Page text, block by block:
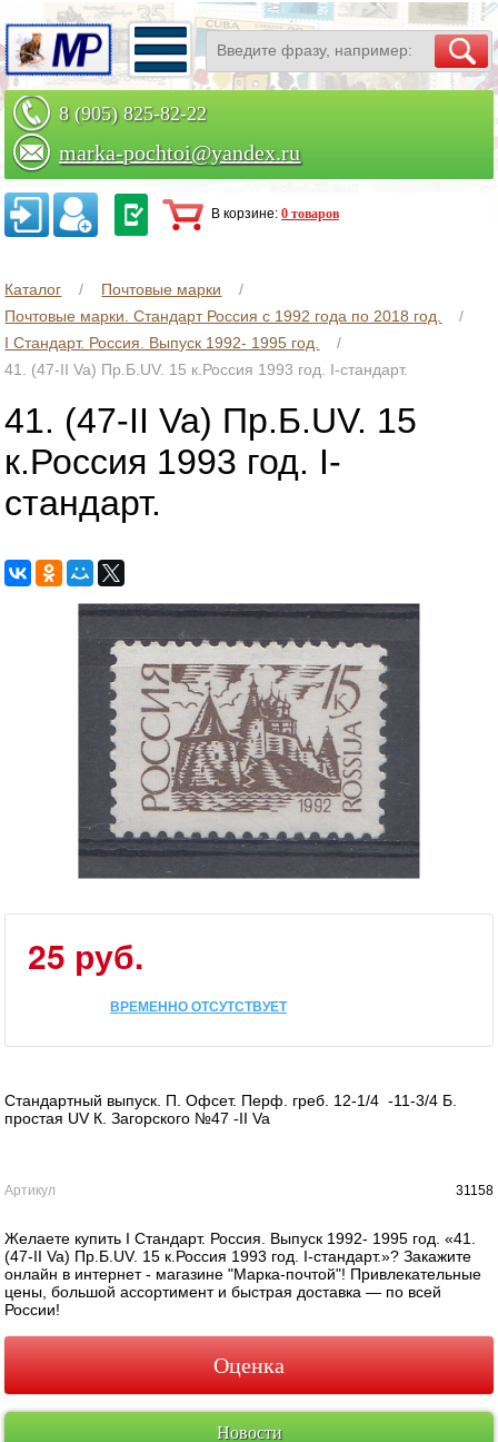
8 (905) 825-82-22
marka-pochtoi@yandex.ru
Заказать по телефону
В корзине: 0 товаров
Каталог
Почтовые марки
Почтовые марки. Стандарт Россия с 1992 года по 2018 год.
I Стандарт. Россия. Выпуск 1992- 1995 год.
41. (47-II Va) Пр.Б.UV. 15 к.Россия 1993 год. I-стандарт.
41. (47-II Va) Пр.Б.UV. 15
к.Россия 1993 год. I-
стандарт.
25 руб.
ВРЕМЕННО ОТСУТСТВУЕТ
Стандартный выпуск. П. Офсет. Перф. греб. 12-1/4 -11-3/4 Б.
простая UV К. Загорского №47 -II Va
Артикул 31158
Желаете купить I Стандарт. Россия. Выпуск 1992- 1995 год. «41.
(47-II Va) Пр.Б.UV. 15 к.Россия 1993 год. I-стандарт.»? Закажите
онлайн в интернет - магазине "Марка-почтой"! Привлекательные
цены, большой ассортимент и быстрая доставка — по всей
России!
Оценка
Новости